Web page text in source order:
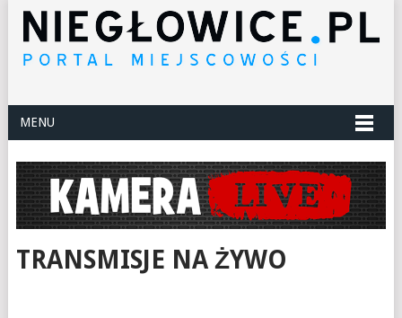
MENU
TRANSMISJE NA ŻYWO